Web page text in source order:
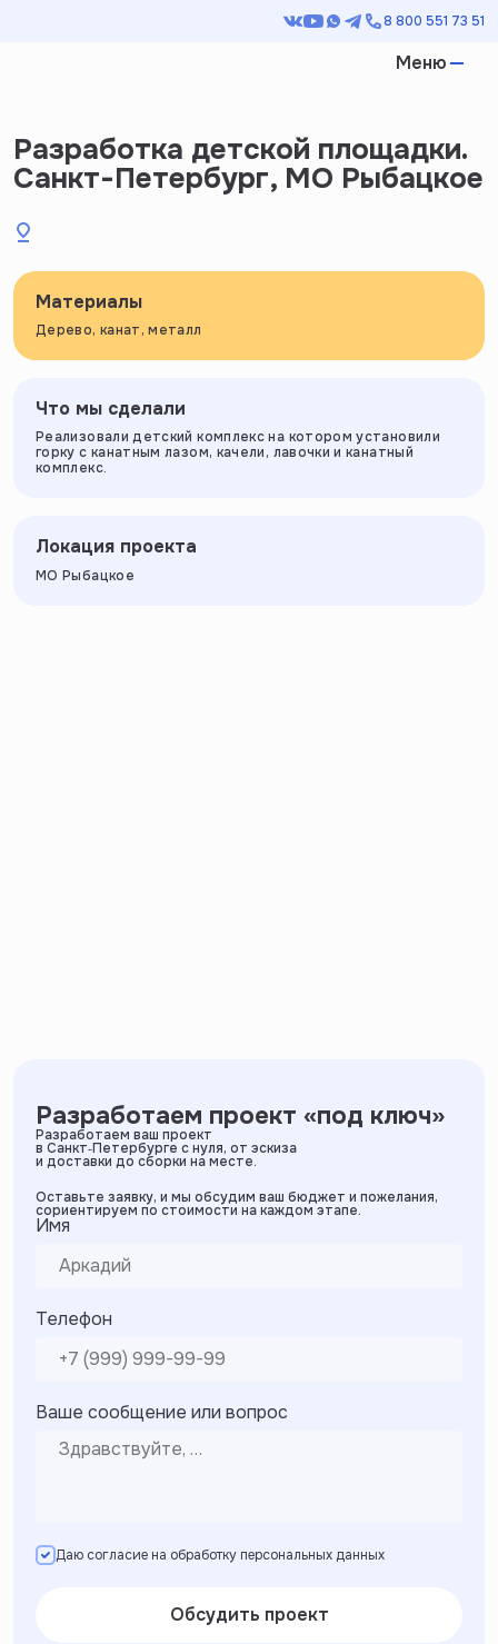
8 800 551 73 51
Меню
Разработка детской площадки.
Санкт-Петербург, МО Рыбацкое
Материалы
Дерево, канат, металл
Что мы сделали
Реализовали детский комплекс на котором установили
горку с канатным лазом, качели, лавочки и канатный
комплекс.
Локация проекта
МО Рыбацкое
Разработаем проект «под ключ»
Разработаем ваш проект
в Санкт‑Петербурге с нуля, от эскиза
и доставки до сборки на месте.
Оставьте заявку, и мы обсудим ваш бюджет и пожелания,
сориентируем по стоимости на каждом этапе.
Имя
Телефон
Ваше сообщение или вопрос
Даю согласие на обработку персональных данных
Обсудить проект